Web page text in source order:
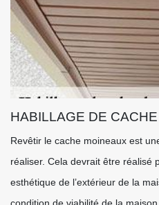
HABILLAGE DE
Revêtir le cache moineaux est
réaliser. Cela devrait être réalisé
esthétique de l’extérieur de la